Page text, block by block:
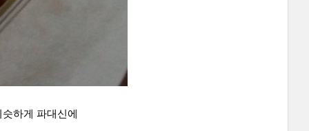
하게 파대신에